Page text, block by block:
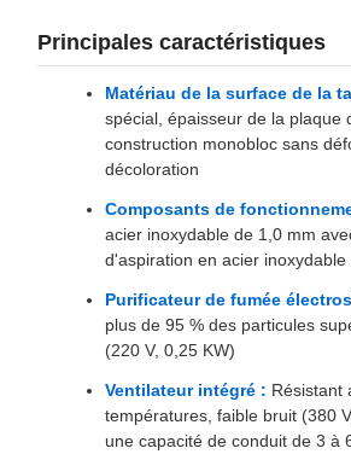
Principales caractéristiques
Matériau de la surface de la
spécial, épaisseur de la plaque
construction monobloc sans
décoloration
Composants de
acier inoxydable de 1,0 mm
d'aspiration en acier inoxydable
Purificateur de fumée
plus de 95 % des particules
(220 V, 0,25 KW)
Ventilateur intégré : Résistant
températures, faible bruit (380
une capacité de conduit de 3 à